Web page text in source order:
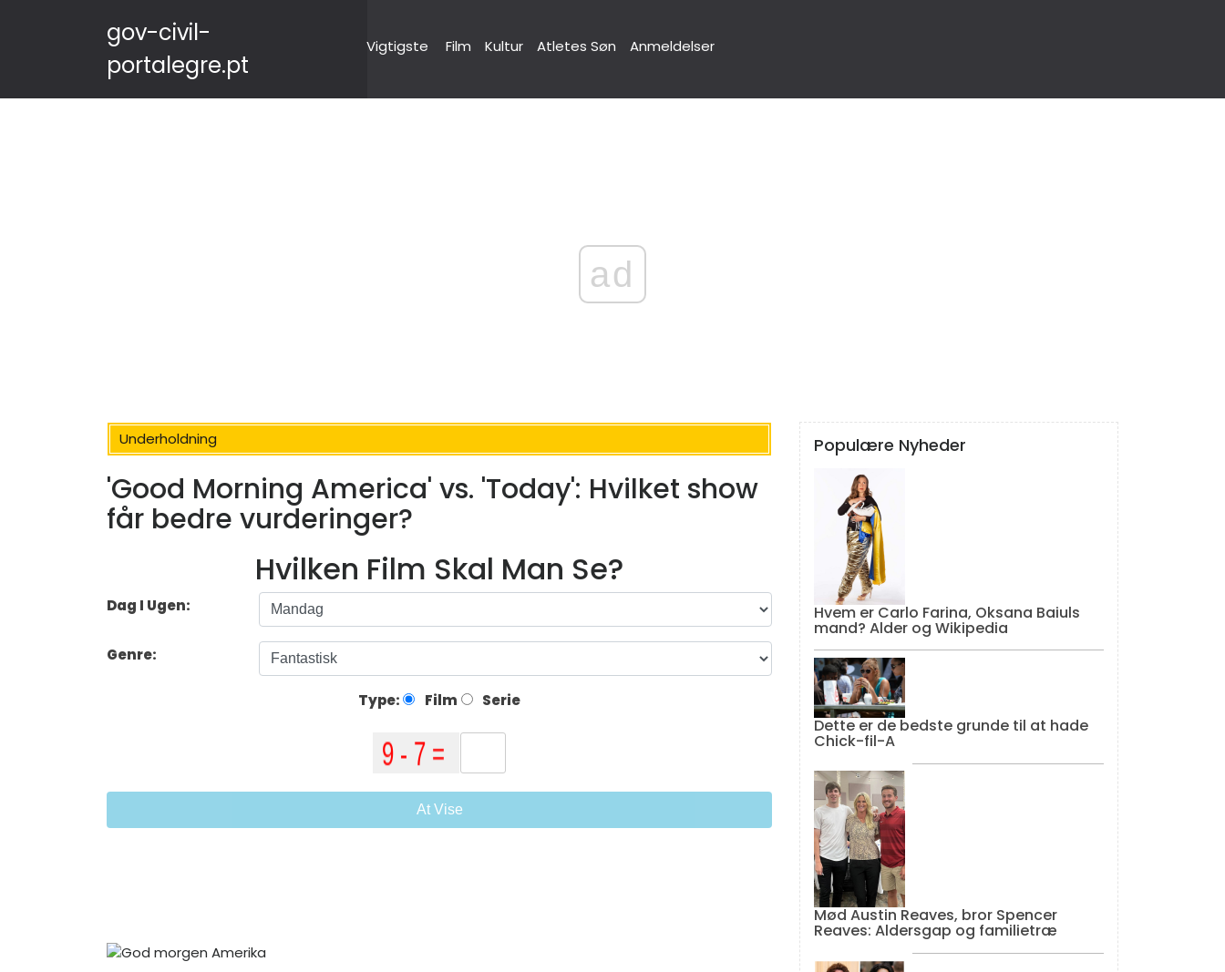
gov-civil-
portalegre.pt
Vigtigste Film Kultur Atletes Søn Anmeldelser
ad
Underholdning
'Good Morning America' vs. 'Today': Hvilket show
får bedre vurderinger?
Hvilken Film Skal Man Se?
Dag I Ugen:
Genre:
Type: Film Serie
At Vise
Populære Nyheder
Hvem er Carlo Farina, Oksana Baiuls
mand? Alder og Wikipedia
Dette er de bedste grunde til at hade
Chick-fil-A
Mød Austin Reaves, bror Spencer
Reaves: Aldersgap og familietræ